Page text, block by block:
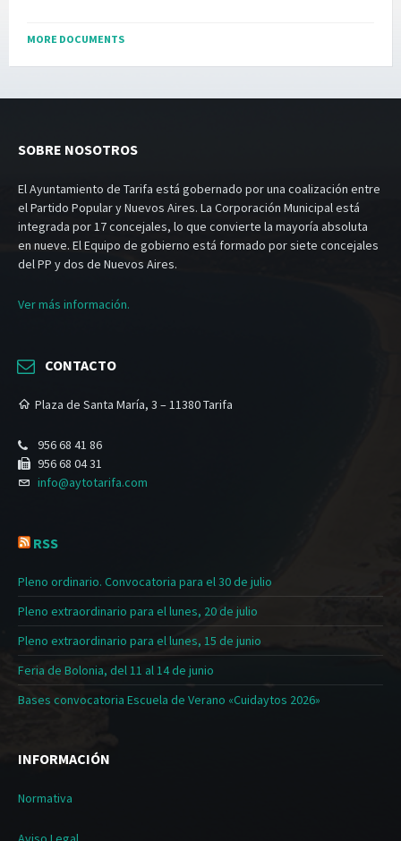
MORE DOCUMENTS
SOBRE NOSOTROS
El Ayuntamiento de Tarifa está gobernado por una coalización entre
el Partido Popular y Nuevos Aires. La Corporación Municipal está
integrada por 17 concejales, lo que convierte la mayoría absoluta
en nueve. El Equipo de gobierno está formado por siete concejales
del PP y dos de Nuevos Aires.
Ver más información.
CONTACTO
Plaza de Santa María, 3 – 11380 Tarifa
956 68 41 86
956 68 04 31
info@aytotarifa.com
RSS
Pleno ordinario. Convocatoria para el 30 de julio
Pleno extraordinario para el lunes, 20 de julio
Pleno extraordinario para el lunes, 15 de junio
Feria de Bolonia, del 11 al 14 de junio
Bases convocatoria Escuela de Verano «Cuidaytos 2026»
INFORMACIÓN
Normativa